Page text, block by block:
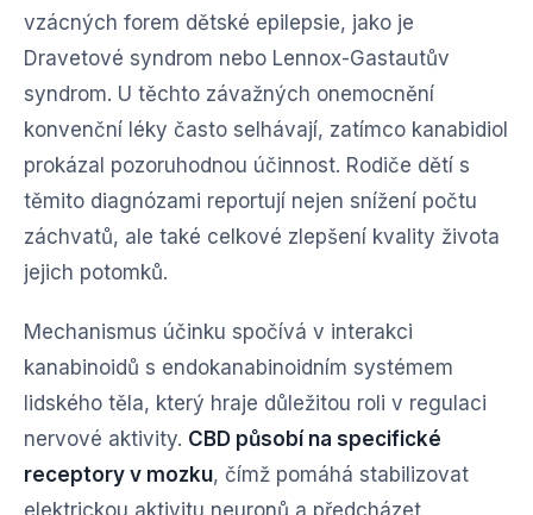
vzácných forem dětské epilepsie, jako je
Dravetové syndrom nebo Lennox-Gastautův
syndrom. U těchto závažných onemocnění
konvenční léky často selhávají, zatímco kanabidiol
prokázal pozoruhodnou účinnost. Rodiče dětí s
těmito diagnózami reportují nejen snížení počtu
záchvatů, ale také celkové zlepšení kvality života
jejich potomků.
Mechanismus účinku spočívá v interakci
kanabinoidů s endokanabinoidním systémem
lidského těla, který hraje důležitou roli v regulaci
nervové aktivity. CBD působí na specifické
receptory v mozku, čímž pomáhá stabilizovat
elektrickou aktivitu neuronů a předcházet